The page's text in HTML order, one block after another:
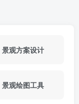
景观方案设计
景观绘图工具